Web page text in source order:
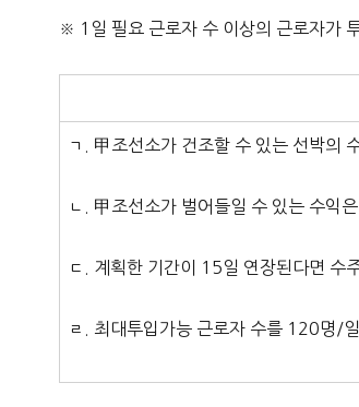
※ 1일 필요 근로자 수 이상의 근로자가
ㄱ. 甲조선소가 건조할 수 있는 선박의
ㄴ. 甲조선소가 벌어들일 수 있는 수익
ㄷ. 계획한 기간이 15일 연장된다면 수
ㄹ. 최대투입가능 근로자 수를 120명/